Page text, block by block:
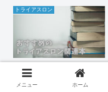
トライアスロン
メニュー ホーム